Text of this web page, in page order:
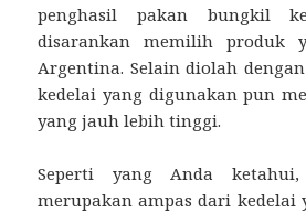
penghasil pakan bungkil
disarankan memilih produk
Argentina. Selain diolah
kedelai yang digunakan pun
yang jauh lebih tinggi.
Seperti yang Anda
merupakan ampas dari kedelai